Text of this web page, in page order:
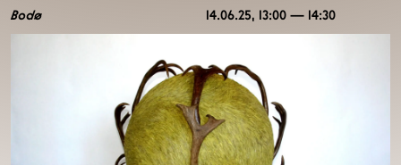
Bodø 14.06.25, 13:00 — 14:30